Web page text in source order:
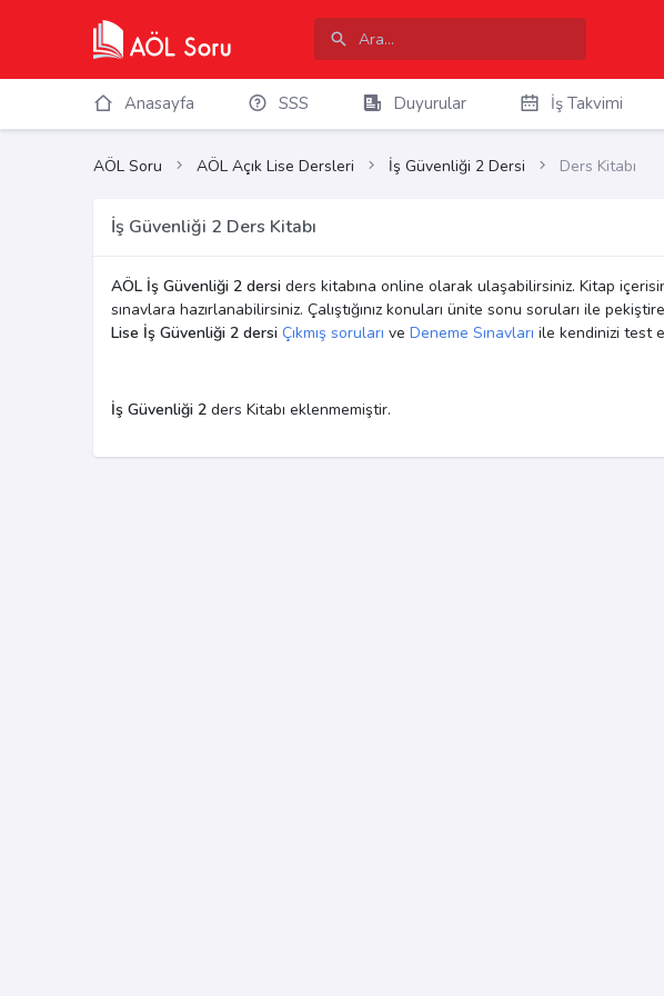
Anasayfa SSS Duyurular İş Takvimi
AÖL Soru AÖL Açık Lise Dersleri İş Güvenliği 2 Dersi Ders Kitabı
İş Güvenliği 2 Ders Kitabı
AÖL İş Güvenliği 2 dersi ders kitabına online olarak ulaşabilirsiniz. Kitap
sınavlara hazırlanabilirsiniz. Çalıştığınız konuları ünite sonu soruları ile
Lise İş Güvenliği 2 dersi Çıkmış soruları ve Deneme Sınavları ile kendinizi test
İş Güvenliği 2 ders Kitabı eklenmemiştir.